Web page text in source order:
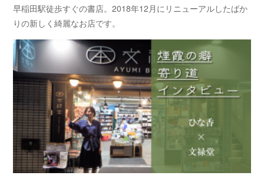
早稲田駅徒歩すぐの書店。2018年12月にリニューアルしたばか
りの新しく綺麗なお店です。